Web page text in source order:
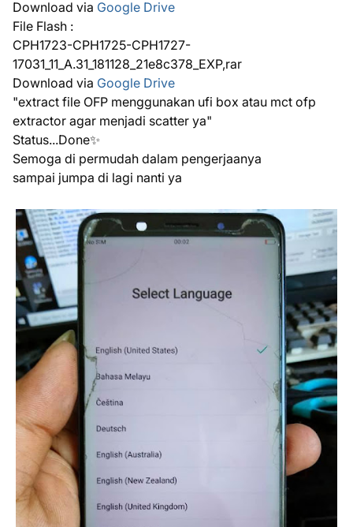
Download via Google Drive
File Flash :
CPH1723-CPH1725-CPH1727-
17031_11_A.31_181128_21e8c378_EXP,rar
Download via Google Drive
"extract file OFP menggunakan ufi box atau mct ofp
extractor agar menjadi scatter ya"
Status...Done✨
Semoga di permudah dalam pengerjaanya
sampai jumpa di lagi nanti ya